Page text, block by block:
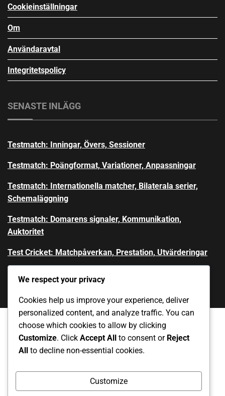
Cookieinställningar
Om
Användaravtal
Integritetspolicy
SENASTE INLÄGG
Testmatch: Inningar, Övers, Sessioner
Testmatch: Poängformat, Variationer, Anpassningar
Testmatch: Internationella matcher, Bilaterala serier,
Schemaläggning
Testmatch: Domarens signaler, Kommunikation,
Auktoritet
Test Cricket: Matchpåverkan, Prestation, Utvärderingar
Cookieinställningar Om
We respect your privacy
Cookies help us improve your experience, deliver
personalized content, and analyze traffic. You can
choose which cookies to allow by clicking
Customize. Click Accept All to consent or Reject
All to decline non-essential cookies.
Customize